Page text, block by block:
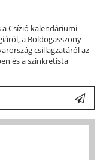
a Csízió kalendáriumi-
a Boldogasszony-
csillagzatáról az
és a szinkretista